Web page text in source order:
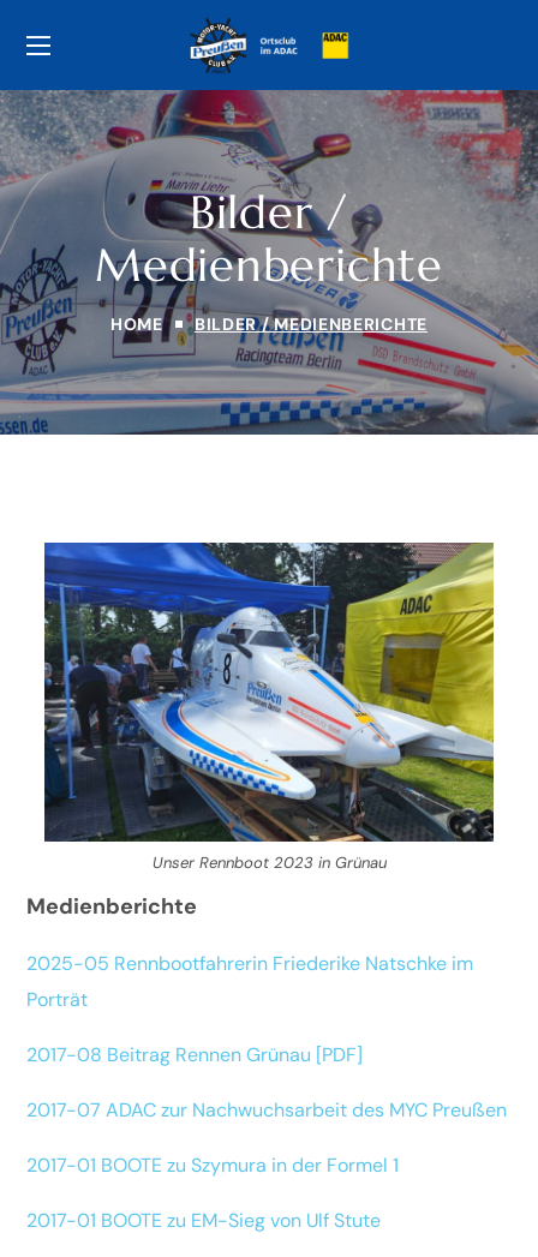
Bilder /
Medienberichte
HOME BILDER / MEDIENBERICHTE
Unser Rennboot 2023 in Grünau
Medienberichte
2025-05 Rennbootfahrerin Friederike Natschke im
Porträt
2017-08 Beitrag Rennen Grünau [PDF]
2017-07 ADAC zur Nachwuchsarbeit des MYC Preußen
2017-01 BOOTE zu Szymura in der Formel 1
2017-01 BOOTE zu EM-Sieg von Ulf Stute